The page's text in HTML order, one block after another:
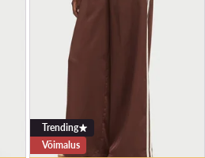
Trending
Võimalus